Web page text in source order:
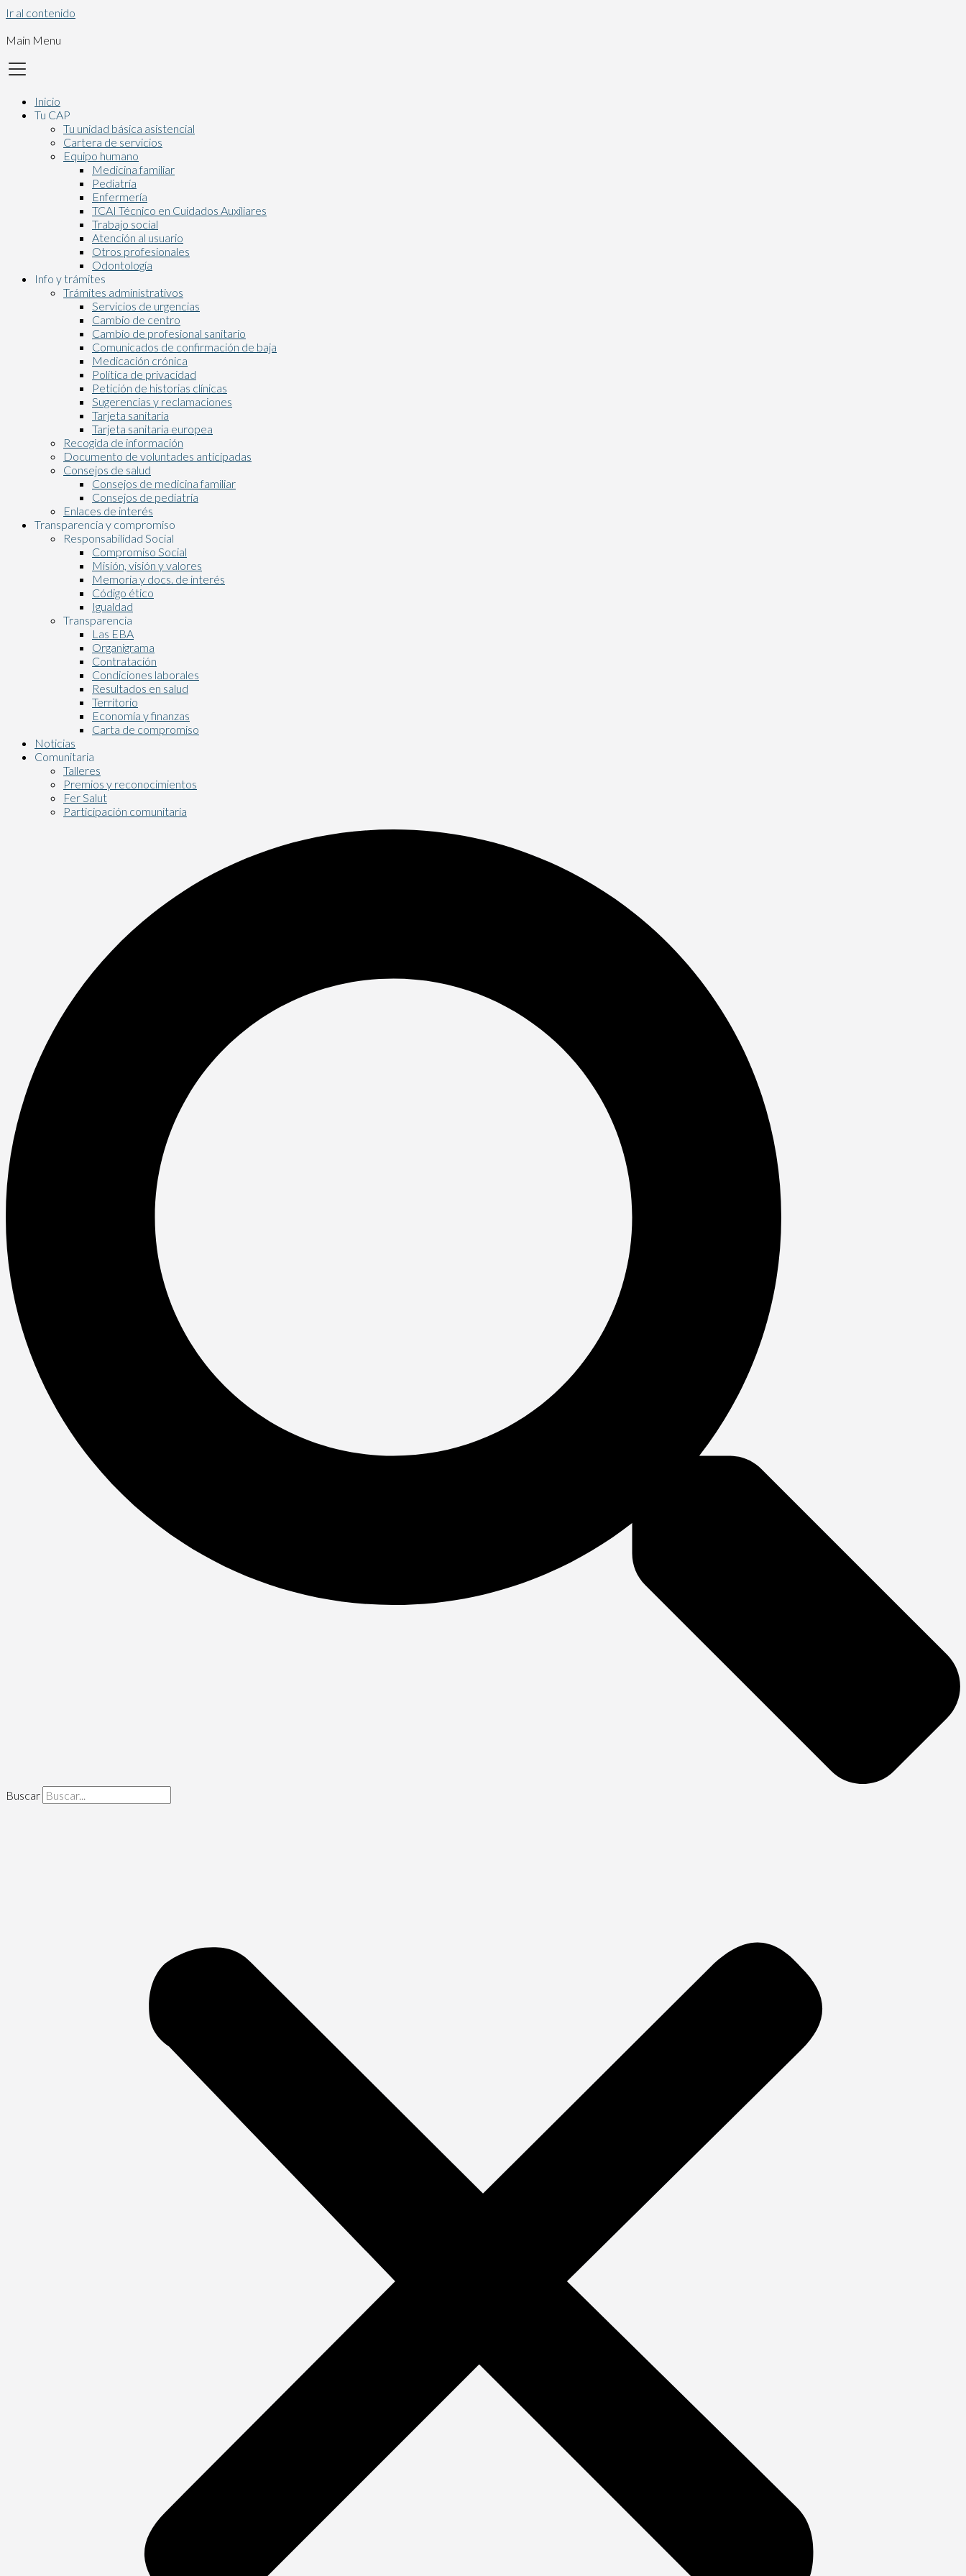
Ir al contenido
Main Menu
Inicio
Tu CAP
Tu unidad básica asistencial
Cartera de servicios
Equipo humano
Medicina familiar
Pediatría
Enfermería
TCAI Técnico en Cuidados Auxiliares
Trabajo social
Atención al usuario
Otros profesionales
Odontología
Info y trámites
Trámites administrativos
Servicios de urgencias
Cambio de centro
Cambio de profesional sanitario
Comunicados de confirmación de baja
Medicación crónica
Política de privacidad
Petición de historias clínicas
Sugerencias y reclamaciones
Tarjeta sanitaria
Tarjeta sanitaria europea
Recogida de información
Documento de voluntades anticipadas
Consejos de salud
Consejos de medicina familiar
Consejos de pediatría
Enlaces de interés
Transparencia y compromiso
Responsabilidad Social
Compromiso Social
Misión, visión y valores
Memoria y docs. de interés
Código ético
Igualdad
Transparencia
Las EBA
Organigrama
Contratación
Condiciones laborales
Resultados en salud
Territorio
Economía y finanzas
Carta de compromiso
Noticias
Comunitaria
Talleres
Premios y reconocimientos
Fer Salut
Participación comunitaria
Buscar